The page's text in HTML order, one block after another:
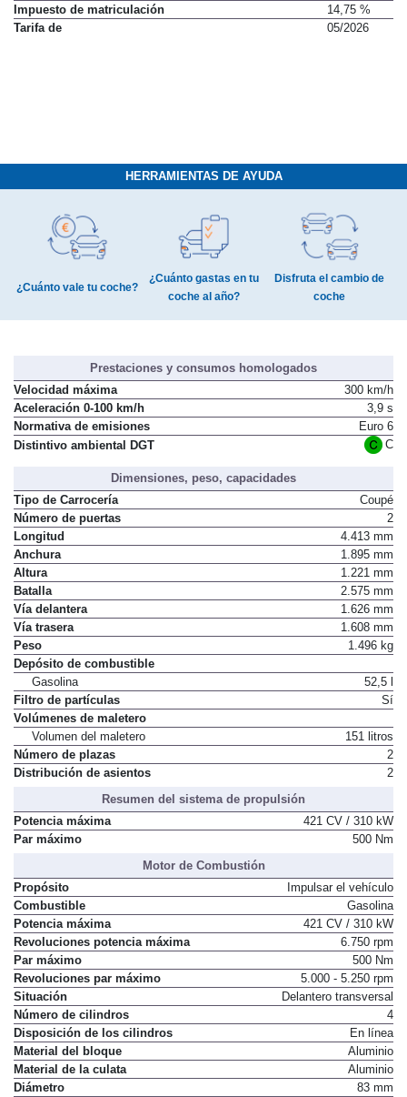
Impuesto de matriculación
14,75 %
Tarifa de
05/2026
HERRAMIENTAS DE AYUDA
¿Cuánto vale tu coche?
¿Cuánto gastas en tu
coche al año?
Disfruta el cambio de
coche
Prestaciones y consumos homologados
Velocidad máxima
300 km/h
Aceleración 0-100 km/h
3,9 s
Normativa de emisiones
Euro 6
Distintivo ambiental DGT
C
Dimensiones, peso, capacidades
Tipo de Carrocería
Coupé
Número de puertas
2
Longitud
4.413 mm
Anchura
1.895 mm
Altura
1.221 mm
Batalla
2.575 mm
Vía delantera
1.626 mm
Vía trasera
1.608 mm
Peso
1.496 kg
Depósito de combustible
Gasolina
52,5 l
Filtro de partículas
Sí
Volúmenes de maletero
Volumen del maletero
151 litros
Número de plazas
2
Distribución de asientos
2
Resumen del sistema de propulsión
Potencia máxima
421 CV / 310 kW
Par máximo
500 Nm
Motor de Combustión
Propósito
Impulsar el vehículo
Combustible
Gasolina
Potencia máxima
421 CV / 310 kW
Revoluciones potencia máxima
6.750 rpm
Par máximo
500 Nm
Revoluciones par máximo
5.000 - 5.250 rpm
Situación
Delantero transversal
Número de cilindros
4
Disposición de los cilindros
En línea
Material del bloque
Aluminio
Material de la culata
Aluminio
Diámetro
83 mm